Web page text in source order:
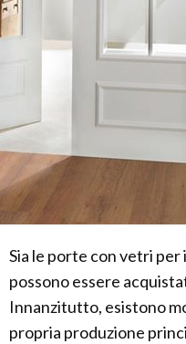
Sia le porte con vetri
possono essere
Innanzitutto, esistono
propria produzione